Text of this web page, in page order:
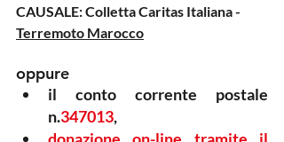
CAUSALE: Colletta Caritas Italiana -
Terremoto Marocco
oppure
il conto corrente postale
n.347013,